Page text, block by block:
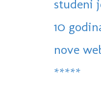
studeni
10
nove
*****